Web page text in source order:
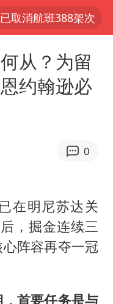
取消航班388架次
白海豚将给京津冀带来大暴雨
2026》阵容官宣
横滨赛决赛
王艺迪2-4不敌张本美和止步4强
以军士兵把枪口对准中国记者
上门女婿出轨女邻居多年被判重婚罪
队连曝丑闻
冲奖
从？为留
约翰逊必
0
在明尼苏达关
，掘金连续三
阵容再夺一冠
首要任务是与